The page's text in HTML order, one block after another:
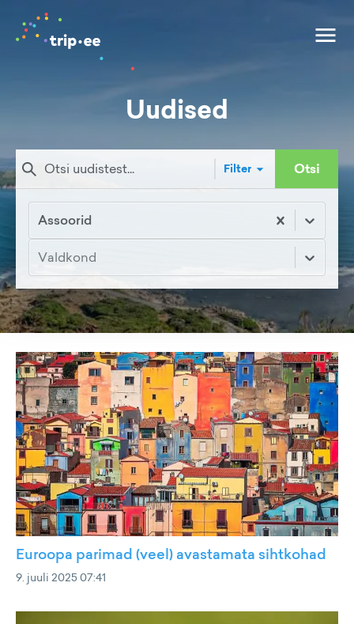
Uudised
Filter Otsi
Assoorid
Valdkond
Euroopa parimad (veel) avastamata sihtkohad
9. juuli 2025 07:41